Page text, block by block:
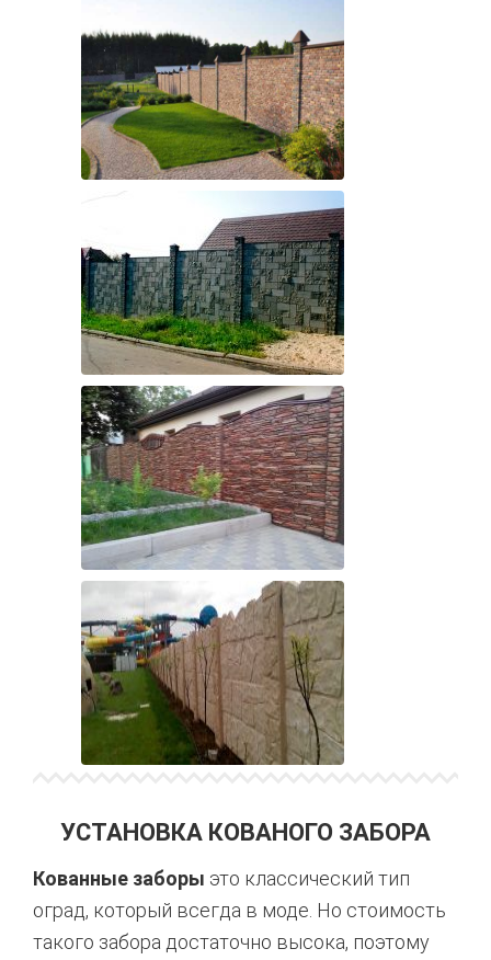
УСТАНОВКА КОВАНОГО ЗАБОРА
Кованные заборы это классический тип
оград, который всегда в моде. Но стоимость
такого забора достаточно высока, поэтому